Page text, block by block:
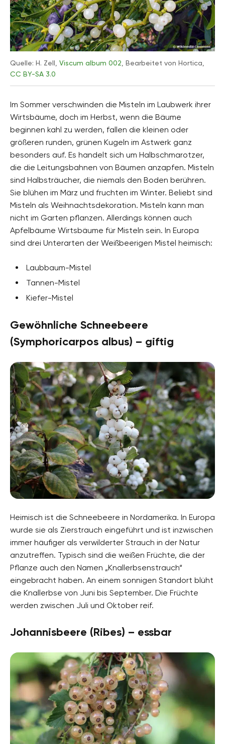
Quelle: H. Zell, Viscum album 002 , Bearbeitet von Hortica,
CC BY-SA 3.0
Im Sommer verschwinden die Misteln im Laubwerk ihrer
Wirtsbäume, doch im Herbst, wenn die Bäume
beginnen kahl zu werden, fallen die kleinen oder
größeren runden, grünen Kugeln im Astwerk ganz
besonders auf. Es handelt sich um Halbschmarotzer,
die die Leitungsbahnen von Bäumen anzapfen. Misteln
sind Halbsträucher, die niemals den Boden berühren.
Sie blühen im März und fruchten im Winter. Beliebt sind
Misteln als Weihnachtsdekoration. Misteln kann man
nicht im Garten pflanzen. Allerdings können auch
Apfelbäume Wirtsbäume für Misteln sein. In Europa
sind drei Unterarten der Weißbeerigen Mistel heimisch:
Laubbaum-Mistel
Tannen-Mistel
Kiefer-Mistel
Gewöhnliche Schneebeere
(Symphoricarpos albus) – giftig
Heimisch ist die Schneebeere in Nordamerika. In Europa
wurde sie als Zierstrauch eingeführt und ist inzwischen
immer häufiger als verwilderter Strauch in der Natur
anzutreffen. Typisch sind die weißen Früchte, die der
Pflanze auch den Namen „Knallerbsenstrauch“
eingebracht haben. An einem sonnigen Standort blüht
die Knallerbse von Juni bis September. Die Früchte
werden zwischen Juli und Oktober reif.
Johannisbeere (Ribes) – essbar